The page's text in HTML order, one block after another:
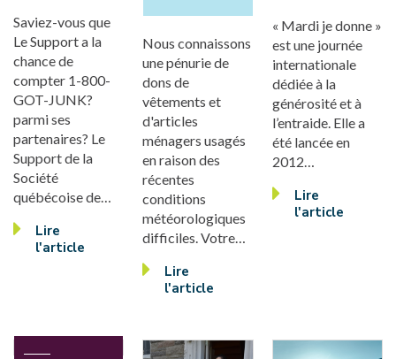
Saviez-vous que
Le Support a la
chance de
compter 1-800-
GOT-JUNK?
parmi ses
partenaires? Le
Support de la
Société
québécoise de…
Lire
l'article
Nous connaissons
une pénurie de
dons de
vêtements et
d'articles
ménagers usagés
en raison des
récentes
conditions
météorologiques
difficiles. Votre…
Lire
l'article
« Mardi je donne »
est une journée
internationale
dédiée à la
générosité et à
l’entraide. Elle a
été lancée en
2012…
Lire
l'article